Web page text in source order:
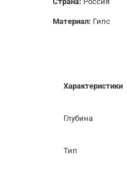
Материал: Гипс
Характеристики
Глубина
Тип